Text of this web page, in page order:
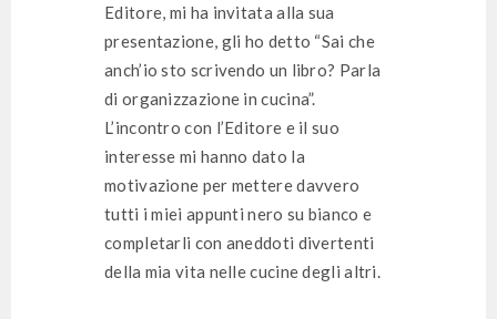
Editore, mi ha invitata alla sua
presentazione, gli ho detto “Sai che
anch’io sto scrivendo un libro? Parla
di organizzazione in cucina”.
L’incontro con l’Editore e il suo
interesse mi hanno dato la
motivazione per mettere davvero
tutti i miei appunti nero su bianco e
completarli con aneddoti divertenti
della mia vita nelle cucine degli altri.